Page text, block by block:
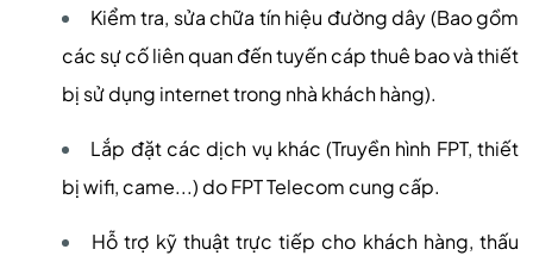
Kiểm tra, sửa chữa tín hiệu đường dây (Bao gồm
các sự cố liên quan đến tuyến cáp thuê bao và thiết
bị sử dụng internet trong nhà khách hàng).
Lắp đặt các dịch vụ khác (Truyền hình FPT, thiết
bị wifi, came...) do FPT Telecom cung cấp.
Hỗ trợ kỹ thuật trực tiếp cho khách hàng, thấu